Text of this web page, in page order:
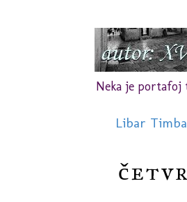
Neka je portafoj
Libar